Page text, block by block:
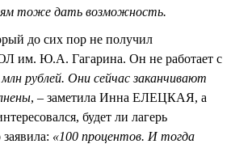
тоже дать возможность.
до сих пор не получил
им. Ю.А. Гагарина. Он не работает с
рублей. Они сейчас заканчивают
, – заметила Инна ЕЛЕЦКАЯ, а
будет ли лагерь
«100 процентов. И тогда